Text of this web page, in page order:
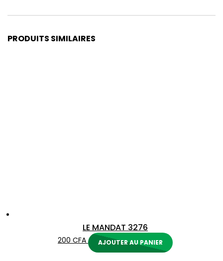
PRODUITS SIMILAIRES
LE MANDAT 3276
200 CFA AJOUTER AU PANIER